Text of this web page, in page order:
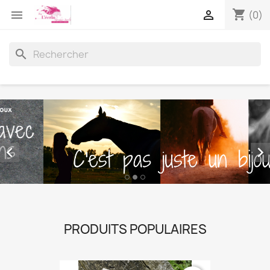
 shopping_cart (0)

search
 
PRODUITS POPULAIRES